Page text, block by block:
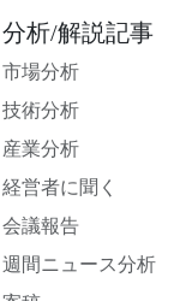
分析/解説記事
市場分析
技術分析
産業分析
経営者に聞く
会議報告
週間ニュース分析